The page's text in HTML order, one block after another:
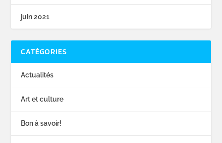
juin 2021
CATÉGORIES
Actualités
Art et culture
Bon à savoir!